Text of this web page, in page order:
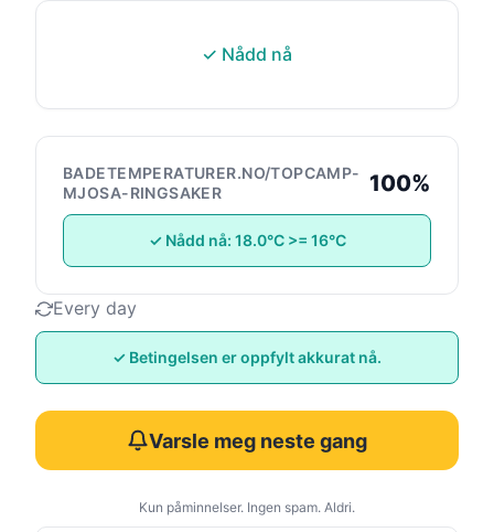
✓ Nådd nå
BADETEMPERATURER.NO/TOPCAMP-
MJOSA-RINGSAKER
100%
✓ Nådd nå: 18.0°C >= 16°C
Every day
✓ Betingelsen er oppfylt akkurat nå.
Varsle meg neste gang
Kun påminnelser. Ingen spam. Aldri.